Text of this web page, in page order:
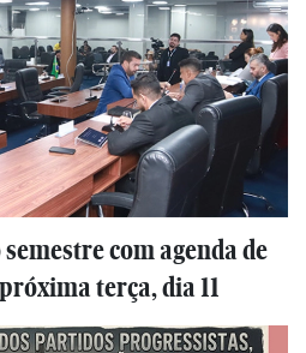
com agenda de
terça, dia 11